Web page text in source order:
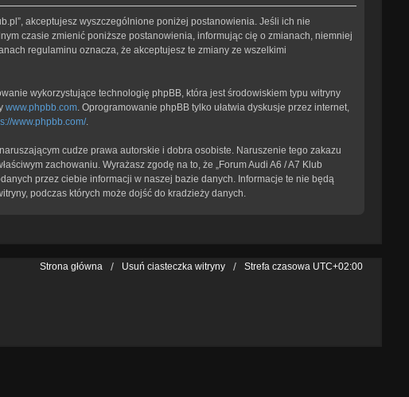
akceptujesz wyszczególnione poniżej postanowienia. Jeśli ich nie
czasie zmienić poniższe postanowienia, informując cię o zmianach, niemniej
regulaminu oznacza, że akceptujesz te zmiany ze wszelkimi
wykorzystujące technologię phpBB, która jest środowiskiem typu witryny
www.phpbb.com. Oprogramowanie phpBB tylko ułatwia dyskusje przez internet,
www.phpbb.com/.
cudze prawa autorskie i dobra osobiste. Naruszenie tego zakazu
zachowaniu. Wyrażasz zgodę na to, że „Forum Audi A6 / A7 Klub
przez ciebie informacji w naszej bazie danych. Informacje te nie będą
podczas których może dojść do kradzieży danych.
Strona główna Usuń ciasteczka witryny Strefa czasowa UTC+02:00